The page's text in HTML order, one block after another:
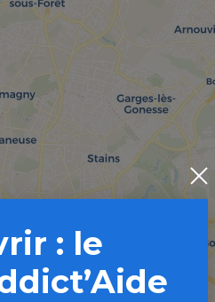
: le